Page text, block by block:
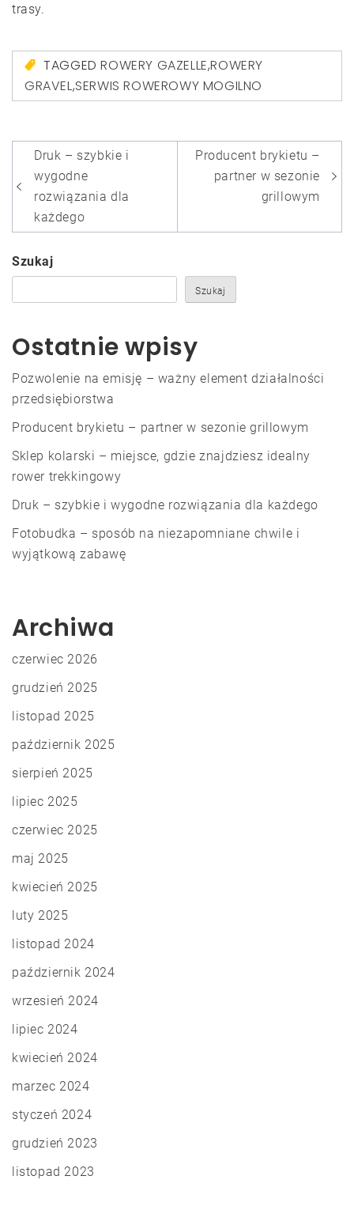
trasy.
TAGGEDROWERY GAZELLE,ROWERY
GRAVEL,SERWIS ROWEROWY MOGILNO
Nawigacja
wpisu
Druk – szybkie i
wygodne
rozwiązania dla
każdego
Producent brykietu –
partner w sezonie
grillowym
Szukaj
Szukaj
Ostatnie wpisy
Pozwolenie na emisję – ważny element działalności
przedsiębiorstwa
Producent brykietu – partner w sezonie grillowym
Sklep kolarski – miejsce, gdzie znajdziesz idealny
rower trekkingowy
Druk – szybkie i wygodne rozwiązania dla każdego
Fotobudka – sposób na niezapomniane chwile i
wyjątkową zabawę
Archiwa
czerwiec 2026
grudzień 2025
listopad 2025
październik 2025
sierpień 2025
lipiec 2025
czerwiec 2025
maj 2025
kwiecień 2025
luty 2025
listopad 2024
październik 2024
wrzesień 2024
lipiec 2024
kwiecień 2024
marzec 2024
styczeń 2024
grudzień 2023
listopad 2023